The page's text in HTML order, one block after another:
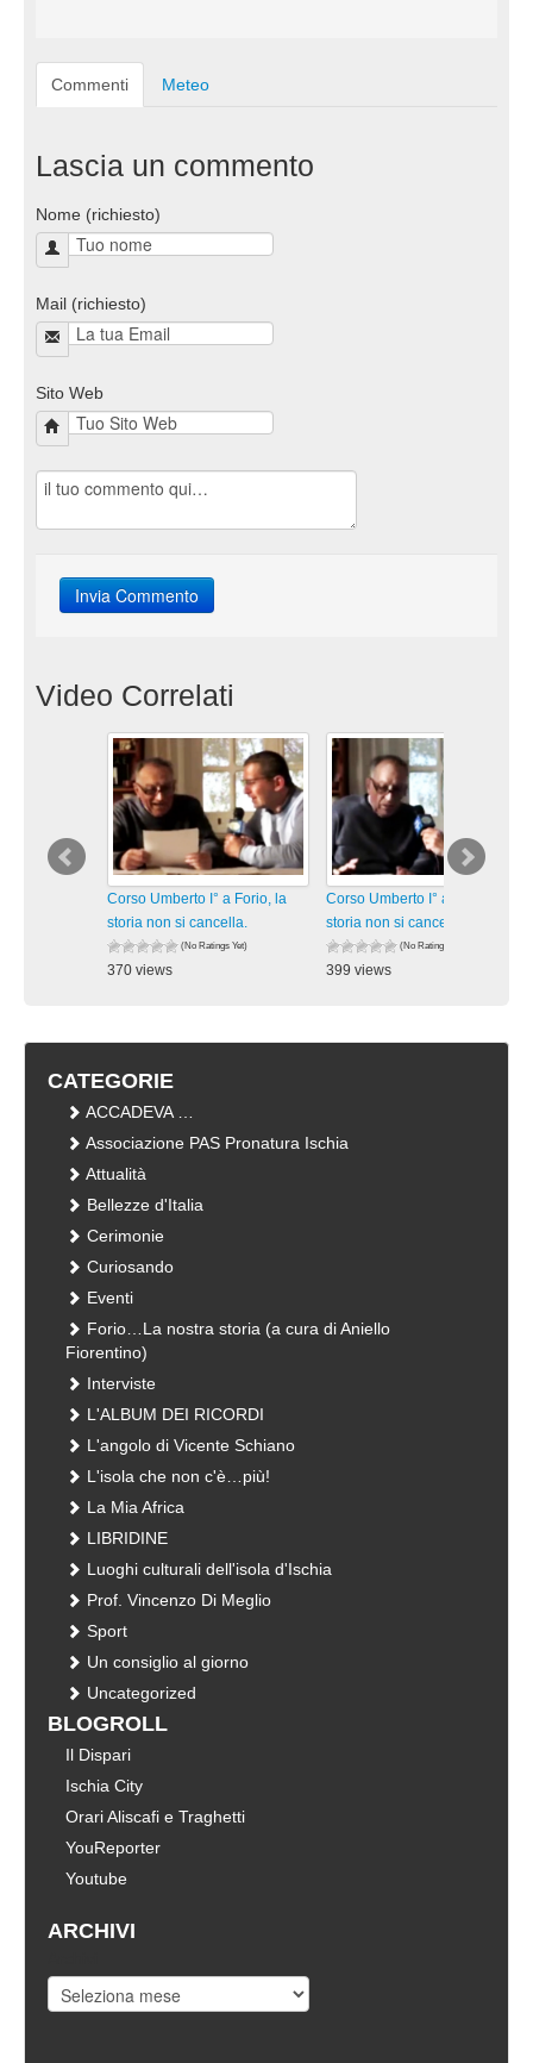
Commenti Meteo
Lascia un commento
Nome (richiesto)
Mail (richiesto)
Sito Web
Video Correlati
Corso Umberto I° a Forio, la
storia non si cancella.
(No Ratings Yet)
370 views
Corso Umberto I° a Forio, la
storia non si cancella.
(No Ratings Yet)
399 views
CATEGORIE
ACCADEVA …
Associazione PAS Pronatura Ischia
Attualità
Bellezze d'Italia
Cerimonie
Curiosando
Eventi
Forio…La nostra storia (a cura di Aniello
Fiorentino)
Interviste
L'ALBUM DEI RICORDI
L'angolo di Vicente Schiano
L'isola che non c'è…più!
La Mia Africa
LIBRIDINE
Luoghi culturali dell'isola d'Ischia
Prof. Vincenzo Di Meglio
Sport
Un consiglio al giorno
Uncategorized
BLOGROLL
Il Dispari
Ischia City
Orari Aliscafi e Traghetti
YouReporter
Youtube
ARCHIVI